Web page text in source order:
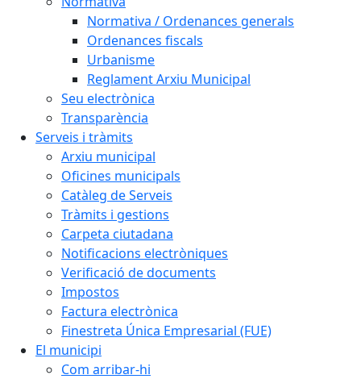
Normativa / Ordenances generals
Ordenances fiscals
Urbanisme
Reglament Arxiu Municipal
Seu electrònica
Transparència
Serveis i tràmits
Arxiu municipal
Oficines municipals
Catàleg de Serveis
Tràmits i gestions
Carpeta ciutadana
Notificacions electròniques
Verificació de documents
Impostos
Factura electrònica
Finestreta Única Empresarial (FUE)
El municipi
Com arribar-hi